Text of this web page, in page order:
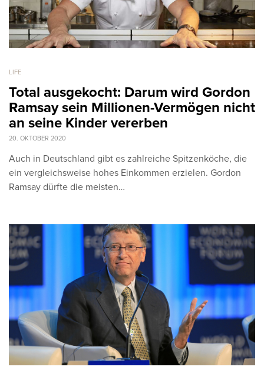
LIFE
Total ausgekocht: Darum wird Gordon
Ramsay sein Millionen-Vermögen nicht
an seine Kinder vererben
20. OKTOBER 2020
Auch in Deutschland gibt es zahlreiche Spitzenköche, die
ein vergleichsweise hohes Einkommen erzielen. Gordon
Ramsay dürfte die meisten…